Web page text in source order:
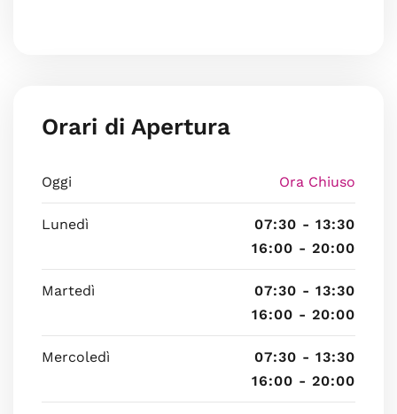
Orari di Apertura
Oggi Ora Chiuso
Lunedì
07:30 - 13:30
16:00 - 20:00
Martedì
07:30 - 13:30
16:00 - 20:00
Mercoledì
07:30 - 13:30
16:00 - 20:00